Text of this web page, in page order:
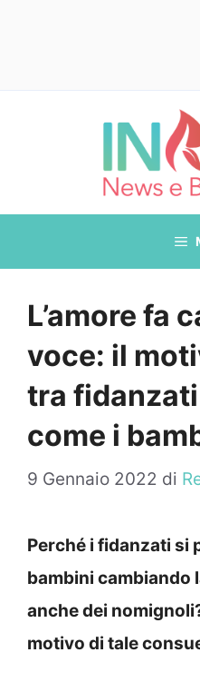
L’amore fa
voce: il
tra
come i
9 Gennaio 2022 di
Perché i fidanzati si
bambini cambiando
anche dei
motivo di tale